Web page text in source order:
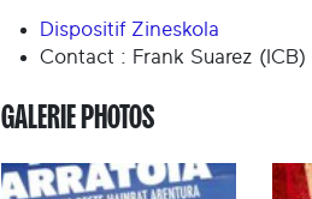
Dispositif Zineskola
Contact : Frank Suarez
GALERIE PHOTOS